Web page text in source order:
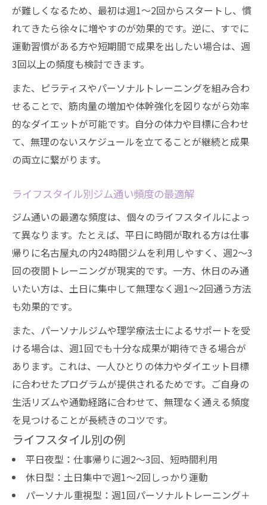
が難しくなるため、最初は週1～2回からスタートし、慣
れてきたら徐々に増やすのが効果的です。逆に、すでに
運動習慣がある方や短期間で成果を出したい場合は、週
3回以上の頻度も検討できます。
また、ピラティスやパーソナルトレーニングを組み合わ
せることで、筋肉量の増加や体幹強化を図りながら効率
的なダイエットが可能です。自分の体力や目標に合わせ
て、無理のないスケジュールを立てることが継続と成果
の両立に繋がります。
ライフスタイル別ジム通い頻度の最適解
ジム通いの最適な頻度は、個々のライフスタイルによっ
て異なります。たとえば、平日に時間が取れる方は仕事
帰りに名古屋丸の内24時間ジムを利用しやすく、週2～3
回の夜間トレーニングが現実的です。一方、休日のみ通
いたい方は、土日に集中して無理なく週1～2回通う方法
も効果的です。
また、パーソナルジムや理学療法士によるサポートを受
ける場合は、週1回でも十分な成果が期待できる場合が
あります。これは、一人ひとりの体力やダイエット目標
に合わせたプログラムが提供されるためです。ご自身の
生活リズムや通勤経路に合わせて、無理なく通える頻度
を見つけることが長続きのコツです。
ライフスタイル別の例
平日夜型：仕事帰りに週2～3回、短時間利用
休日型：土日集中で週1～2回しっかり運動
パーソナル重視型：週1回パーソナルトレーニング＋